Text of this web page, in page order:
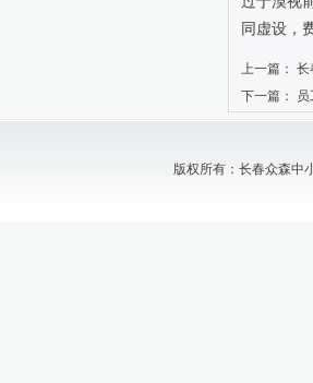
同虚设，
上一篇： 长
下一篇：
版权所有：长春众森中